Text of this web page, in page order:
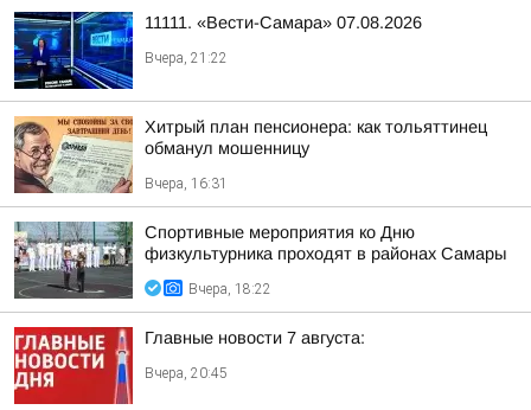
11111. «Вести-Самара» 07.08.2026
Вчера, 21:22
Хитрый план пенсионера: как тольяттинец
обманул мошенницу
Вчера, 16:31
Спортивные мероприятия ко Дню
физкультурника проходят в районах Самары
Вчера, 18:22
Главные новости 7 августа:
Вчера, 20:45